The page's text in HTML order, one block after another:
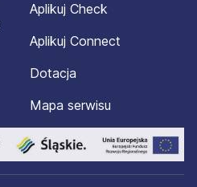
Aplikuj Check
Aplikuj Connect
Dotacja
Mapa serwisu